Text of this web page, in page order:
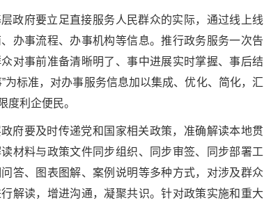
政府要立足直接服务人民群众的实际，通过线上线
办事流程、办事机构等信息。推行政务服务一次告
对事前准备清晰明了、事中进展实时掌握、事后结
为标准，对办事服务信息加以集成、优化、简化，汇
度利企便民。
府要及时传递党和国家相关政策，准确解读本地贯
材料与政策文件同步组织、同步审签、同步部署工
答、图表图解、案例说明等多种方式，对涉及群众
解读，增进沟通，凝聚共识。针对政策实施和重大